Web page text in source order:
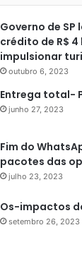
Governo de
crédito de R$
impulsionar
outubro 6, 2023
Entrega total-
junho 27, 2023
Fim do
pacotes das
julho 23, 2023
Os-impactos
setembro 26, 2023